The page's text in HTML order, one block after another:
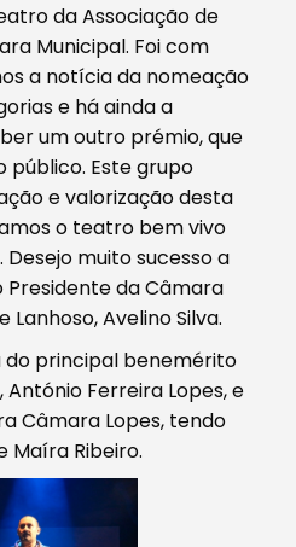
da Associação de
Municipal. Foi com
a notícia da nomeação
e há ainda a
um outro prémio, que
público. Este grupo
e valorização desta
o teatro bem vivo
Desejo muito sucesso a
Presidente da Câmara
Lanhoso, Avelino Silva.
principal benemérito
António Ferreira Lopes, e
Câmara Lopes, tendo
Maíra Ribeiro.